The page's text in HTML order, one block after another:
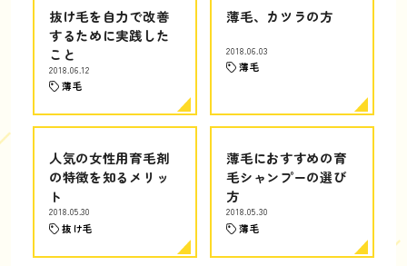
抜け毛を自力で改善
するために実践した
こと
2018.06.12
薄毛
薄毛、カツラの方
2018.06.03
薄毛
人気の女性用育毛剤
の特徴を知るメリッ
ト
2018.05.30
抜け毛
薄毛におすすめの育
毛シャンプーの選び
方
2018.05.30
薄毛